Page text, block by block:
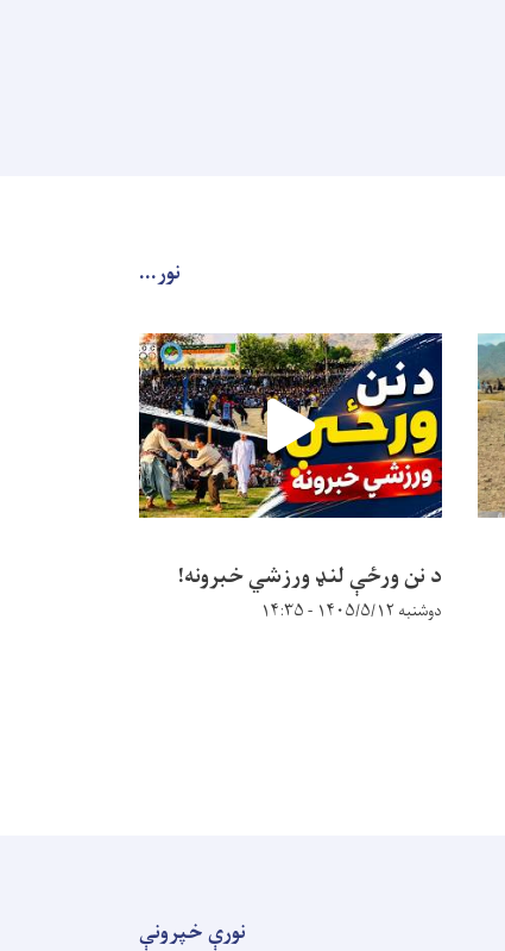
نور...
د نن ورځې لنډ ورزشي خبرونه!
دوشنبه ۱۴۰۵/۵/۱۲ - ۱۴:۳۵
نورې خپرونې